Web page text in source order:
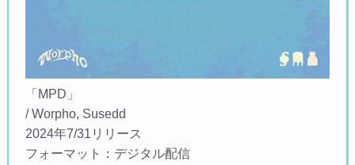
「MPD」
/ Worpho, Susedd
2024年7/31リリース
フォーマット：デジタル配信